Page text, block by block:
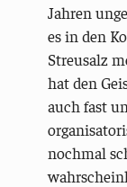
Jahren
es in den
Streusalz
hat den
auch fast
nochmal